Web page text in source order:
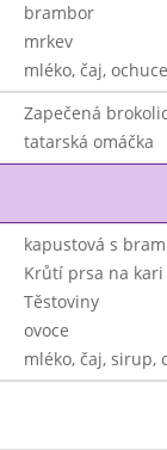
brambor
mrkev
mléko, čaj,
Zapečená
tatarská omáčka
kapustová s
Krůtí prsa na kari
Těstoviny
ovoce
mléko, čaj, sirup,